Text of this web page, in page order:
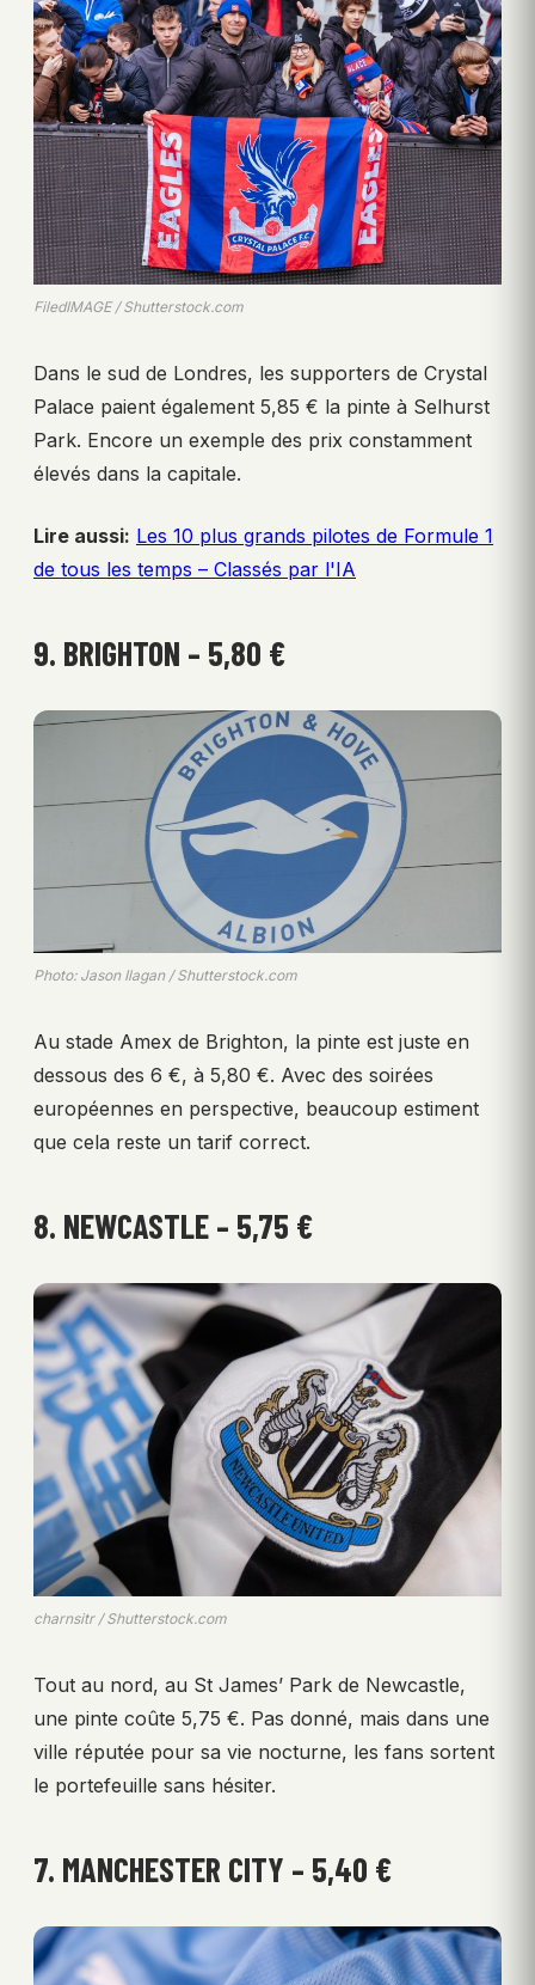
FiledIMAGE / Shutterstock.com
Dans le sud de Londres, les supporters de Crystal
Palace paient également 5,85 € la pinte à Selhurst
Park. Encore un exemple des prix constamment
élevés dans la capitale.
Lire aussi: Les 10 plus grands pilotes de Formule 1
de tous les temps – Classés par l'IA
9. BRIGHTON – 5,80 €
Photo: Jason Ilagan / Shutterstock.com
Au stade Amex de Brighton, la pinte est juste en
dessous des 6 €, à 5,80 €. Avec des soirées
européennes en perspective, beaucoup estiment
que cela reste un tarif correct.
8. NEWCASTLE – 5,75 €
charnsitr / Shutterstock.com
Tout au nord, au St James’ Park de Newcastle,
une pinte coûte 5,75 €. Pas donné, mais dans une
ville réputée pour sa vie nocturne, les fans sortent
le portefeuille sans hésiter.
7. MANCHESTER CITY – 5,40 €